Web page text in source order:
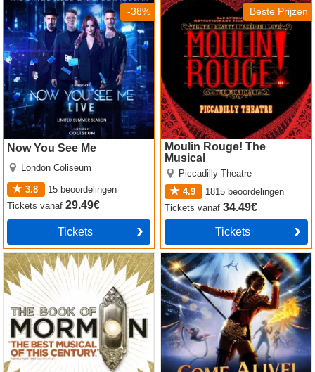
-38%
Now You See Me
London Coliseum
3.8 15 beoordelingen
Ticketsvanaf29.49€
Tickets
Beste Prijzen
Moulin Rouge! The
Musical
Piccadilly Theatre
4.9
1815 beoordelingen
Ticketsvanaf34.49€
Tickets
The Book of Mormon
Come Alive! The Greatest
Showman Circus Spectacular